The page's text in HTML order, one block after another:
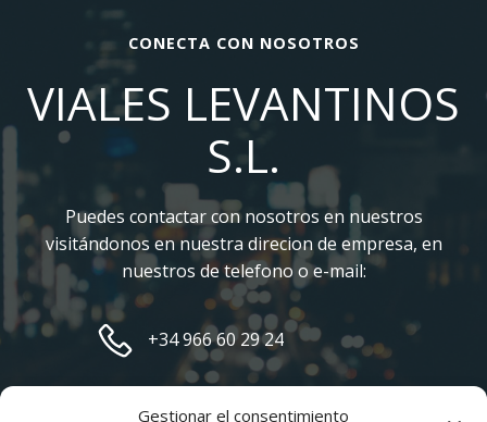
Gestionar el consentimiento
CONECTA CON NOSOTROS
VIALES LEVANTINOS
S.L.
Puedes contactar con nosotros en nuestros
visitándonos en nuestra direcion de empresa, en
nuestros de telefono o e-mail:
+34 966 60 29 24
manuel@vialeslevantinos.com